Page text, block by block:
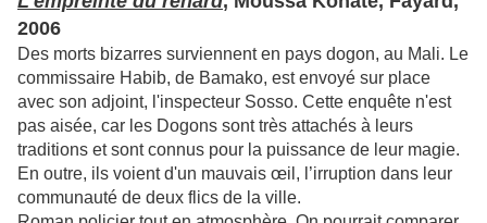
2006
Des morts bizarres surviennent en pays dogon, au Mali. Le
commissaire Habib, de Bamako, est envoyé sur place
avec son adjoint, l'inspecteur Sosso. Cette enquête n'est
pas aisée, car les Dogons sont très attachés à leurs
traditions et sont connus pour la puissance de leur magie.
En outre, ils voient d'un mauvais œil, l’irruption dans leur
communauté de deux flics de la ville.